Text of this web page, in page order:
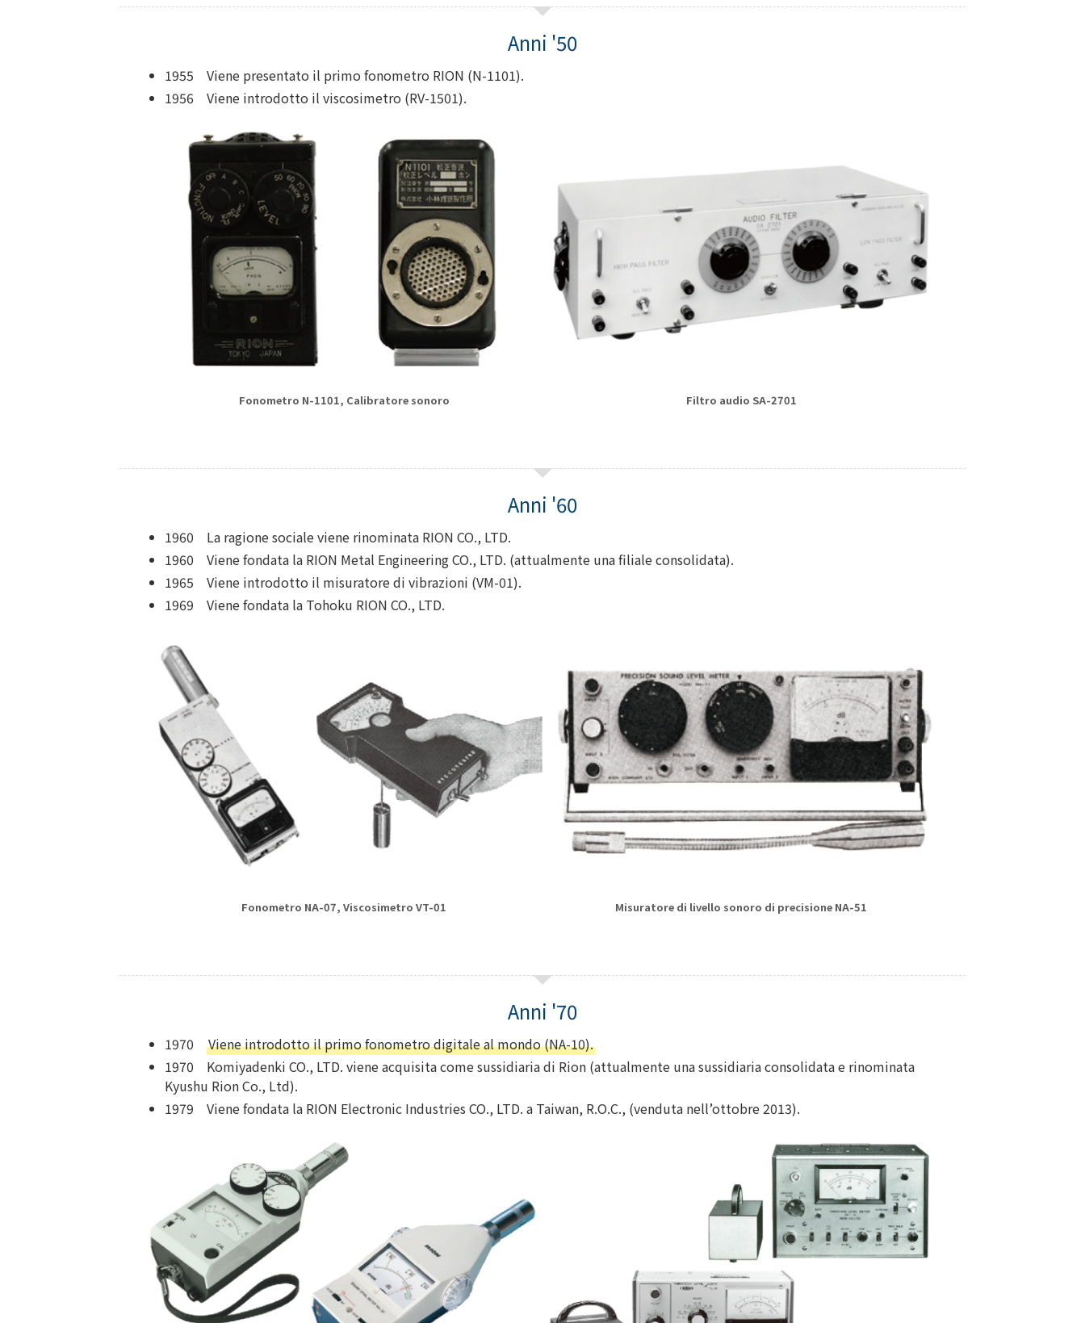
1955 Viene presentato il primo fonometro RION (N-1101).
1956 Viene introdotto il viscosimetro (RV-1501).
Fonometro N-1101, Calibratore sonoro Filtro audio SA-2701
1960 La ragione sociale viene rinominata RION CO., LTD.
1960 Viene fondata la RION Metal Engineering CO., LTD. (attualmente una filiale consolidata).
1965 Viene introdotto il misuratore di vibrazioni (VM-01).
1969 Viene fondata la Tohoku RION CO., LTD.
Fonometro NA-07, Viscosimetro VT-01 Misuratore di livello sonoro di precisione NA-51
1970 Viene introdotto il primo fonometro digitale al mondo (NA-10).
1970 Komiyadenki CO., LTD. viene acquisita come sussidiaria di Rion (attualmente una sussidiaria consolidata e rinominata
Kyushu Rion Co., Ltd).
1979 Viene fondata la RION Electronic Industries CO., LTD. a Taiwan, R.O.C., (venduta nell’ottobre 2013).